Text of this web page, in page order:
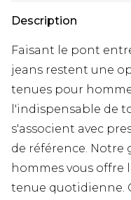
Description
Faisant le pont
jeans restent une
tenues pour
l'indispensable de
s'associent avec
de référence. Notre
hommes vous offre
tenue quotidienne.